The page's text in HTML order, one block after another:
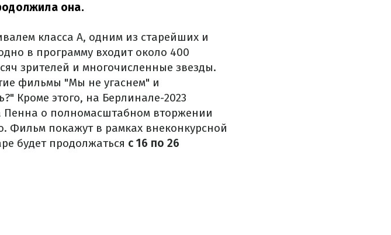
она.
класса А, одним из старейших и
в программу входит около 400
зрителей и многочисленные звезды.
фильмы "Мы не угаснем" и
Кроме этого, на Берлинале-2023
о полномасштабном вторжении
Фильм покажут в рамках внеконкурсной
будет продолжаться с 16 по 26